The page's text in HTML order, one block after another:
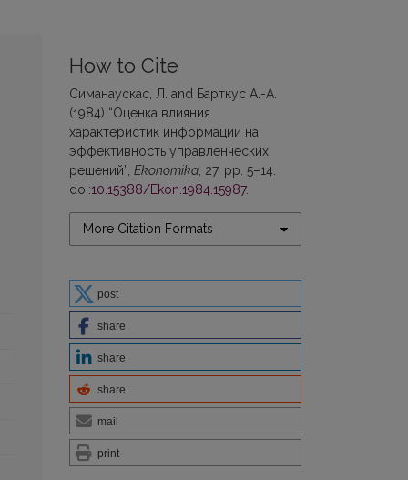
How to Cite
Симанаускас, Л. and Барткус A.-A.
(1984) “Оценка влияния
характеристик информации на
эффективность управленческих
решений”, Ekonomika , 27, pp. 5–14.
doi:10.15388/Ekon.1984.15987.
More Citation Formats
post
share
share
share
mail
print